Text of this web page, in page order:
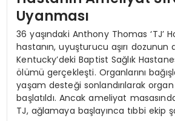
Uyanması
36 yaşındaki Anthony Thomas ‘TJ’
hastanın, uyuşturucu aşırı dozunun
Kentucky’deki Baptist Sağlık
ölümü gerçekleşti. Organlarını
yaşam desteği sonlandırılarak organ
başlatıldı. Ancak ameliyat
TJ, ağlamaya başlayınca tıbbi ekip